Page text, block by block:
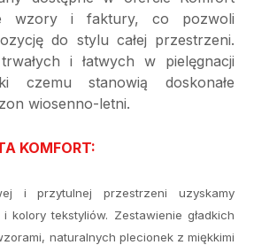
wzory i faktury, co pozwoli
do stylu całej przestrzeni.
i łatwych w pielęgnacji
czemu stanowią doskonałe
wiosenno-letni.
KOMFORT:
i przytulnej przestrzeni uzyskamy
kolory tekstyliów. Zestawienie gładkich
naturalnych plecionek z miękkimi